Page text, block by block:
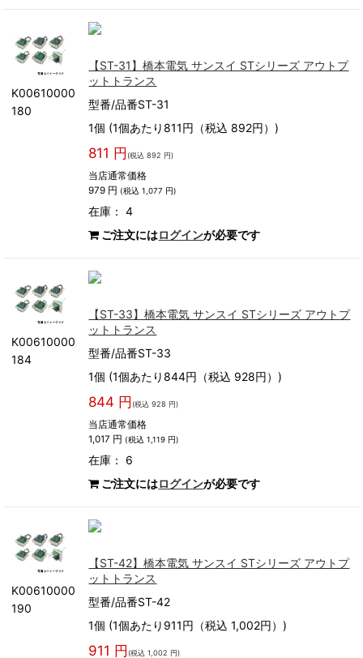
K00610000
180
【ST-31】橋本電気 サンスイ STシリーズ アウトプ
ットトランス
型番/品番ST-31
1個 (1個あたり811円（税込 892円）)
811 円 (税込 892 円)
当店通常価格
979 円 (税込 1,077 円)
在庫： 4
ご注文にはログインが必要です
K00610000
184
【ST-33】橋本電気 サンスイ STシリーズ アウトプ
ットトランス
型番/品番ST-33
1個 (1個あたり844円（税込 928円）)
844 円 (税込 928 円)
当店通常価格
1,017 円 (税込 1,119 円)
在庫： 6
ご注文にはログインが必要です
K00610000
190
【ST-42】橋本電気 サンスイ STシリーズ アウトプ
ットトランス
型番/品番ST-42
1個 (1個あたり911円（税込 1,002円）)
911 円 (税込 1,002 円)